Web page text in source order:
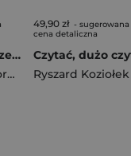
Melancholia sprzeciwu
László Krasznahorkai
49,90 zł - sugerowana
cena detaliczna
Ryszard Koziołek